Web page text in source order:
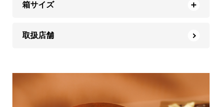
箱サイズ
取扱店舗